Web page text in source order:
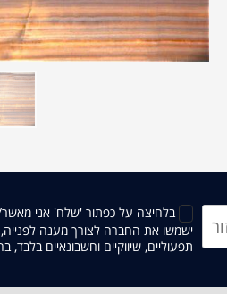
בלחיצה על כפתור 'שלח' אני
ישמשו את החברה לצורך מענה לפנייה,
תפעוליים, שיווקיים וחשבונאיים בלבד,